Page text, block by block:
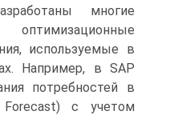
многие
используемые в
Например, в SAP
потребностей в
с учетом